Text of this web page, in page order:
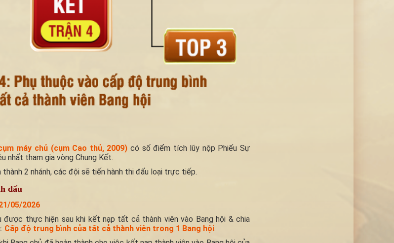
máy chủ (cụm Cao thủ, 2009) có số điểm tích lũy nộp Phiếu Sự
nhất tham gia vòng Chung Kết.
thành 2 nhánh, các đội sẽ tiến hành thi đấu loại trực tiếp.
đấu
05/2026
được thực hiện sau khi kết nạp tất cả thành viên vào Bang hội & chia
Cấp độ trung bình của tất cả thành viên trong 1 Bang hội.